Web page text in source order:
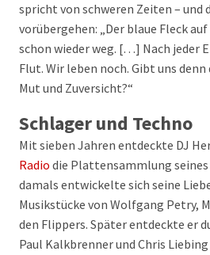
spricht von schweren Zeiten – und
vorübergehen: „Der blaue Fleck
schon wieder weg. […] Nach jeder
Flut. Wir leben noch. Gibt uns
Mut und Zuversicht?“
Schlager und Techno
Mit sieben Jahren entdeckte DJ
Radio die Plattensammlung seines
damals entwickelte sich seine
Musikstücke von Wolfgang Petry,
den Flippers. Später entdeckte er
Paul Kalkbrenner und Chris